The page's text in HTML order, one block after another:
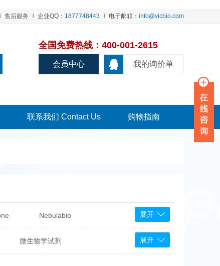
售后服务 企业QQ： 1877748443 电子邮箱： info@vicbio.com
全国免费热线：400-001-2615
我的询价单
会员中心
联系我们 Contact Us 购物指南
Nebulabio
Bioscience
展开
微生物学试剂 展开